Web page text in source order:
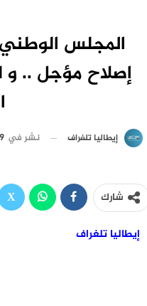
المجلس
إصلاح مؤجل .. و
إيطاليا تلغراف نشر في 19 مايو
شارك
إيطاليا تلغراف